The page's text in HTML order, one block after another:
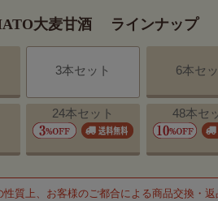
大麦甘酒 ラインナップ
3本セット 6本セ
24本セット 48本セ
性質上、お客様のご都合による商品交換・返